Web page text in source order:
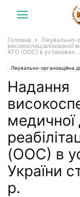
Головна Лікувально-
високоспеціалізованої
АТО (ООС) в установах...
Лікувально-організаційна
Новини НАМН України
Надання
(ООС) в
України
р.